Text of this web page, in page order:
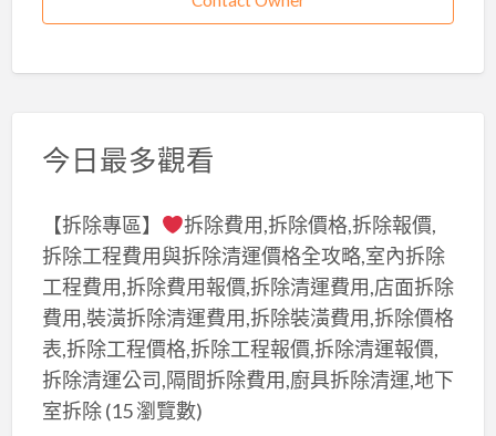
今日最多觀看
【拆除專區】
拆除費用,拆除價格,拆除報價,
拆除工程費用與拆除清運價格全攻略,室內拆除
工程費用,拆除費用報價,拆除清運費用,店面拆除
費用,裝潢拆除清運費用,拆除裝潢費用,拆除價格
表,拆除工程價格,拆除工程報價,拆除清運報價,
拆除清運公司,隔間拆除費用,廚具拆除清運,地下
室拆除(15 瀏覽數)